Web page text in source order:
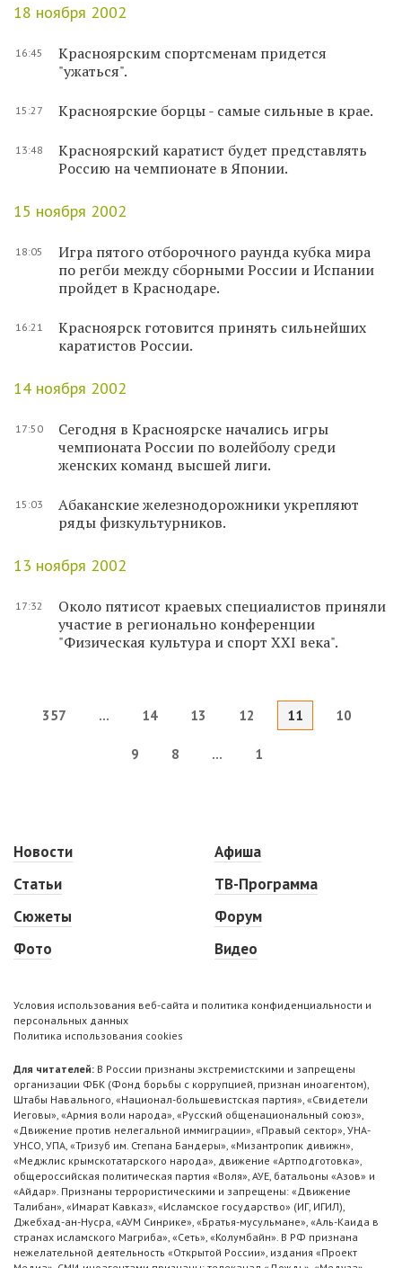
18 ноября 2002
16:45
Красноярским спортсменам придется
"ужаться".
15:27 Красноярские борцы - самые сильные в крае.
13:48
Красноярский каратист будет представлять
Россию на чемпионате в Японии.
15 ноября 2002
18:05
Игра пятого отборочного раунда кубка мира
по регби между сборными России и Испании
пройдет в Краснодаре.
16:21
Красноярск готовится принять сильнейших
каратистов России.
14 ноября 2002
17:50
Сегодня в Красноярске начались игры
чемпионата России по волейболу среди
женских команд высшей лиги.
15:03
Абаканские железнодорожники укрепляют
ряды физкультурников.
13 ноября 2002
17:32
Около пятисот краевых специалистов приняли
участие в регионально конференции
"Физическая культура и спорт XXI века".
357 ... 14 13 12 11 10
9 8 ... 1
Новости
Статьи
Сюжеты
Фото
Афиша
ТВ-Программа
Форум
Видео
Условия использования веб-сайта и политика конфиденциальности и
персональных данных
Политика использования cookies
Для читателей: В России признаны экстремистскими и запрещены
организации ФБК (Фонд борьбы с коррупцией, признан иноагентом),
Штабы Навального, «Национал-большевистская партия», «Свидетели
Иеговы», «Армия воли народа», «Русский общенациональный союз»,
«Движение против нелегальной иммиграции», «Правый сектор», УНА-
УНСО, УПА, «Тризуб им. Степана Бандеры», «Мизантропик дивижн»,
«Меджлис крымскотатарского народа», движение «Артподготовка»,
общероссийская политическая партия «Воля», АУЕ, батальоны «Азов» и
«Айдар». Признаны террористическими и запрещены: «Движение
Талибан», «Имарат Кавказ», «Исламское государство» (ИГ, ИГИЛ),
Джебхад-ан-Нусра, «АУМ Синрике», «Братья-мусульмане», «Аль-Каида в
странах исламского Магриба», «Сеть», «Колумбайн». В РФ признана
нежелательной деятельность «Открытой России», издания «Проект